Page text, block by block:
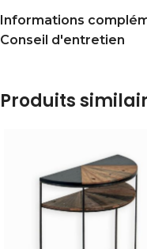
Informations
Conseil d'entretien
Produits